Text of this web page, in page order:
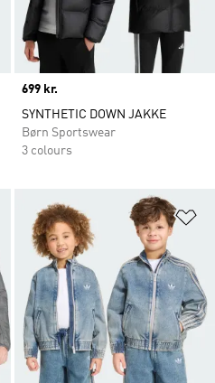
Price
699 kr.
SYNTHETIC DOWN JAKKE
Børn Sportswear
3 colours
Føj til ønskeliste